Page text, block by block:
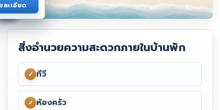
#17
#3
#8A
#8B
#8C
#9
#10
#11
#12
ละเอียด
#15
#16
#18
#19
สิ่งอำนวยความสะดวกภายในบ้านพัก
✓ ทีวี
✓ ห้องครัว